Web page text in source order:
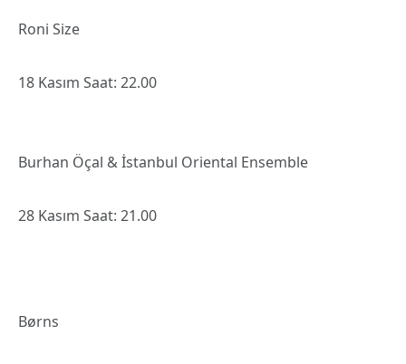
Roni Size
18 Kasım Saat: 22.00
Burhan Öçal & İstanbul Oriental Ensemble
28 Kasım Saat: 21.00
Børns